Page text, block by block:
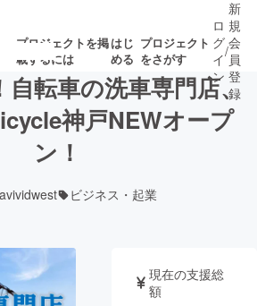
プロジェクトを掲
載するには
はじ
める
プロジェクト
をさがす
目の新着プロ
ー・ガジェット
ロ
グ
イ
ン
/
新
規
会
員
登
録
自転車の洗車専門店、
神戸NEWオープ
ン！
ビジネス・起業
現在の支援総
額